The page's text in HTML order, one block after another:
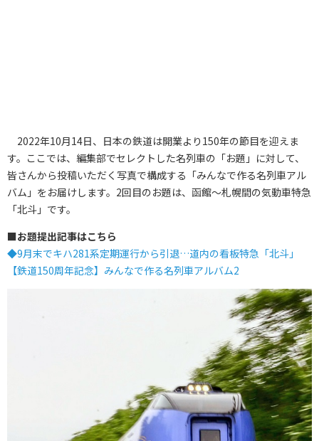
2022年10月14日、日本の鉄道は開業より150年の節目を迎えま
す。ここでは、編集部でセレクトした名列車の「お題」に対して、
皆さんから投稿いただく写真で構成する「みんなで作る名列車アル
バム」をお届けします。2回目のお題は、函館～札幌間の気動車特急
「北斗」です。
■お題提出記事はこちら
◆9月末でキハ281系定期運行から引退…道内の看板特急「北斗」
【鉄道150周年記念】みんなで作る名列車アルバム2